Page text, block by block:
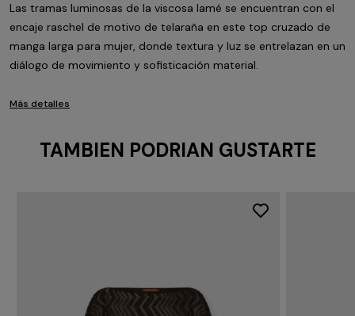
Las tramas luminosas de la viscosa lamé se encuentran con el
encaje raschel de motivo de telaraña en este top cruzado de
manga larga para mujer, donde textura y luz se entrelazan en un
diálogo de movimiento y sofisticación material.
Más detalles
TAMBIEN PODRIAN GUSTARTE